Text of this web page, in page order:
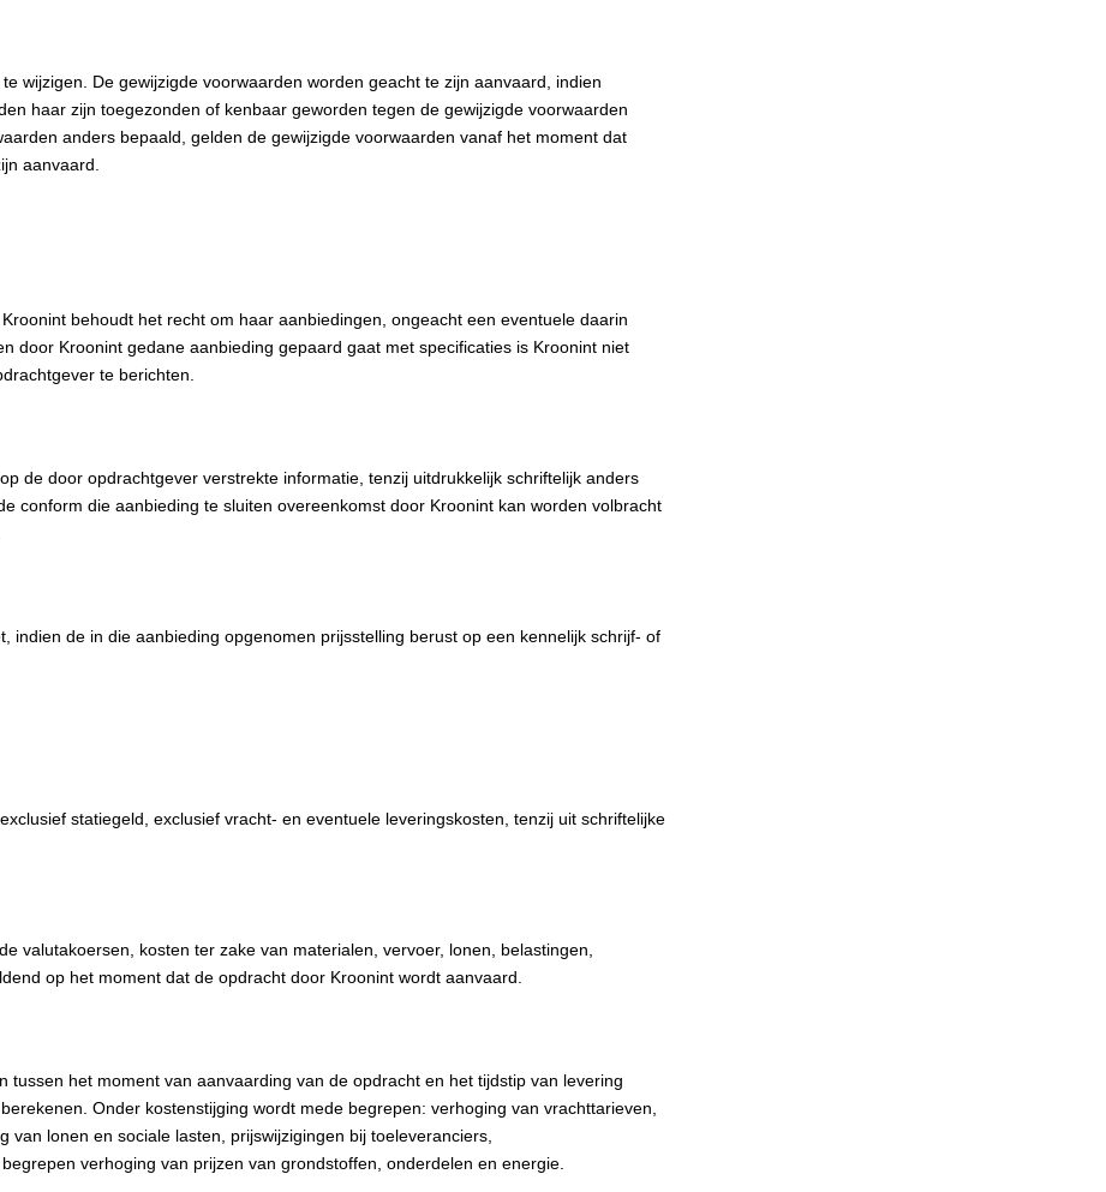
wijzigen. De gewijzigde voorwaarden worden geacht te zijn aanvaard, indien
haar zijn toegezonden of kenbaar geworden tegen de gewijzigde voorwaarden
anders bepaald, gelden de gewijzigde voorwaarden vanaf het moment dat
aanvaard.
behoudt het recht om haar aanbiedingen, ongeacht een eventuele daarin
door Kroonint gedane aanbieding gepaard gaat met specificaties is Kroonint niet
te berichten.
de door opdrachtgever verstrekte informatie, tenzij uitdrukkelijk schriftelijk anders
conform die aanbieding te sluiten overeenkomst door Kroonint kan worden volbracht
indien de in die aanbieding opgenomen prijsstelling berust op een kennelijk schrijf- of
statiegeld, exclusief vracht- en eventuele leveringskosten, tenzij uit schriftelijke
valutakoersen, kosten ter zake van materialen, vervoer, lonen, belastingen,
op het moment dat de opdracht door Kroonint wordt aanvaard.
tussen het moment van aanvaarding van de opdracht en het tijdstip van levering
Onder kostenstijging wordt mede begrepen: verhoging van vrachttarieven,
lonen en sociale lasten, prijswijzigingen bij toeleveranciers,
verhoging van prijzen van grondstoffen, onderdelen en energie.